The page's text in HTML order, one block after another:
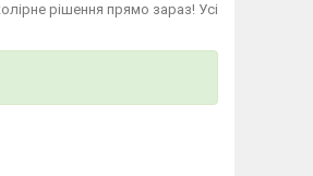
рішення прямо зараз! Усі